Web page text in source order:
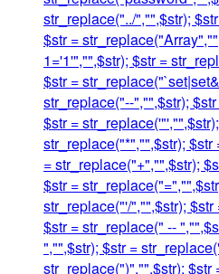
str_replace("../","",$str);
$str =
1='1'","",$str); $str =
$str =
str_replace("--","",$str);
$str =
str_replace("*","",$str);
= str_replace("+","",$str);
$str =
str_replace("'/","",$str);
$str = str_replace(" --
","",$str); $str =
str_replace(")","",$str); $str